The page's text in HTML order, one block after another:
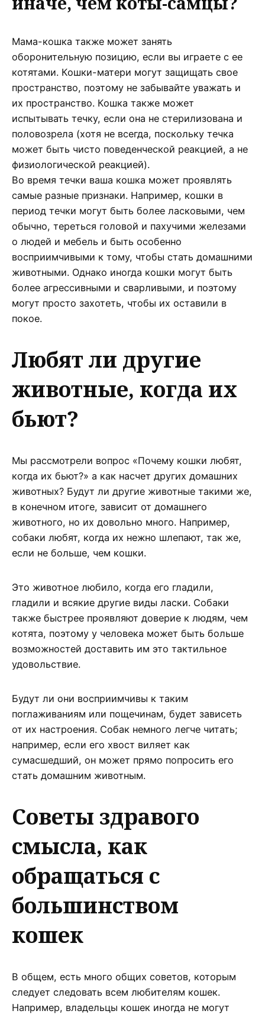
Мама-кошка также может занять
оборонительную позицию, если вы играете с ее
котятами. Кошки-матери могут защищать свое
пространство, поэтому не забывайте уважать и
их пространство. Кошка также может
испытывать течку, если она не стерилизована и
половозрела (хотя не всегда, поскольку течка
может быть чисто поведенческой реакцией, а не
физиологической реакцией).
Во время течки ваша кошка может проявлять
самые разные признаки. Например, кошки в
период течки могут быть более ласковыми, чем
обычно, тереться головой и пахучими железами
о людей и мебель и быть особенно
восприимчивыми к тому, чтобы стать домашними
животными. Однако иногда кошки могут быть
более агрессивными и сварливыми, и поэтому
могут просто захотеть, чтобы их оставили в
покое.
Любят ли другие
животные, когда их
бьют?
Мы рассмотрели вопрос «Почему кошки любят,
когда их бьют?» а как насчет других домашних
животных? Будут ли другие животные такими же,
в конечном итоге, зависит от домашнего
животного, но их довольно много. Например,
собаки любят, когда их нежно шлепают, так же,
если не больше, чем кошки.
Это животное любило, когда его гладили,
гладили и всякие другие виды ласки. Собаки
также быстрее проявляют доверие к людям, чем
котята, поэтому у человека может быть больше
возможностей доставить им это тактильное
удовольствие.
Будут ли они восприимчивы к таким
поглаживаниям или пощечинам, будет зависеть
от их настроения. Собак немного легче читать;
например, если его хвост виляет как
сумасшедший, он может прямо попросить его
стать домашним животным.
Советы здравого
смысла, как
обращаться с
большинством
кошек
В общем, есть много общих советов, которым
следует следовать всем любителям кошек.
Например, владельцы кошек иногда не могут